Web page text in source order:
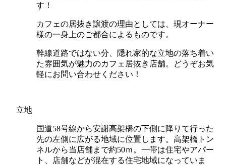
す！
カフェの居抜き譲渡の理由としては、現オーナー
様の一身上のご都合によるものです。
幹線道路ではない分、隠れ家的な立地の落ち着い
た雰囲気が魅力のカフェ居抜き店舗。どうぞお気
軽にお問い合わせください！
立地
国道58号線から安謝高架橋の下側に降りて行った
先の左側に広がる地域に位置します。高架橋トン
ネルから当店舗まで約50ｍ。一帯は住宅やアパー
ト、店舗などが混在する住宅地域になっていま